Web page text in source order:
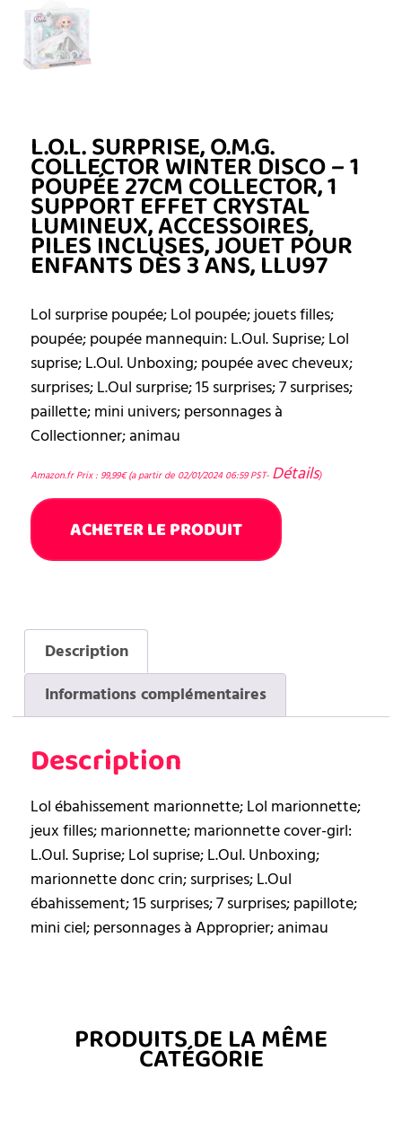
L.O.L. SURPRISE, O.M.G.
COLLECTOR WINTER DISCO – 1
POUPÉE 27CM COLLECTOR, 1
SUPPORT EFFET CRYSTAL
LUMINEUX, ACCESSOIRES,
PILES INCLUSES, JOUET POUR
ENFANTS DÈS 3 ANS, LLU97
Lol surprise poupée; Lol poupée; jouets filles;
poupée; poupée mannequin: L.Oul. Suprise; Lol
suprise; L.Oul. Unboxing; poupée avec cheveux;
surprises; L.Oul surprise; 15 surprises; 7 surprises;
paillette; mini univers; personnages à
Collectionner; animau
Amazon.fr Prix : 99,99€(a partir de 02/01/2024 06:59 PST- Détails)
ACHETER LE PRODUIT
Description
Informations complémentaires
Description
Lol ébahissement marionnette; Lol marionnette;
jeux filles; marionnette; marionnette cover-girl:
L.Oul. Suprise; Lol suprise; L.Oul. Unboxing;
marionnette donc crin; surprises; L.Oul
ébahissement; 15 surprises; 7 surprises; papillote;
mini ciel; personnages à Approprier; animau
PRODUITS DE LA MÊME
CATÉGORIE